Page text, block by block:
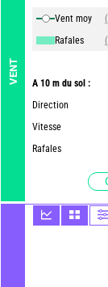
VENT
Vent moy
Rafales
A 10 m du sol :
Direction
Vitesse
Rafales